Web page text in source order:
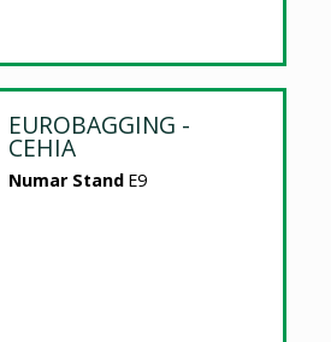
EUROBAGGING -
CEHIA
Numar Stand E9